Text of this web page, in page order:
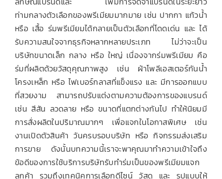
ท่ามกลางตัวเลือกของพรีเมียมมากมาย เช่น ปากกา แก้วน้ำ
หรือ เสื้อ ร่มพรีเมียมได้กลายเป็นตัวเลือกที่โดดเด่น และ ได้
รับความสนใจจากธุรกิจหลากหลายประเภท ไม่ว่าจะเป็น
บริษัทขนาดเล็ก กลาง หรือ ใหญ่ เนื่องจากร่มพรีเมียม คือ
ร่มที่ผลิตด้วยวัสดุคุณภาพสูง เช่น ผ้าโพลีเอสเตอร์กันน้ำ
โครงเหล็ก หรือ ไฟเบอร์กลาสที่แข็งแรง และ มีการออกแบบ
ที่สวยงาม สามารถปรับแต่งตามความต้องการของแบรนด์
เช่น สีสัน ลวดลาย หรือ ขนาดที่แตกต่างกันไป ทำให้นิยมมี
การสั่งผลิตในปริมาณมากๆ เพื่อแจกในโอกาสพิเศษ เช่น
งานเปิดตัวสินค้า วันครบรอบบริษัท หรือ กิจกรรมส่งเสริม
การขาย ดังนั้นบทความนี้เราจะพาคุณมาทำความเข้าใจถึง
ข้อดีของการใช้บริการบริษัทรับทำร่มเป็นของพรีเมียมแจก
ลูกค้า รวมถึงเทคนิคการเลือกดีไซน์ วัสดุ และ รูปแบบให้